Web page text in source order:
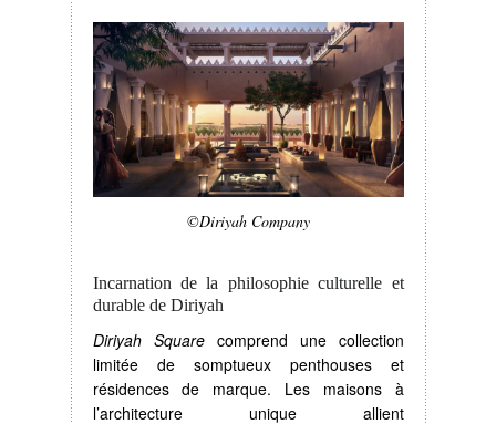
©Diriyah Company
Incarnation de la philosophie culturelle et
durable de Diriyah
Diriyah Squarecomprend une collection
limitée de somptueux penthouses et
résidences de marque. Les maisons à
l’architecture unique allient